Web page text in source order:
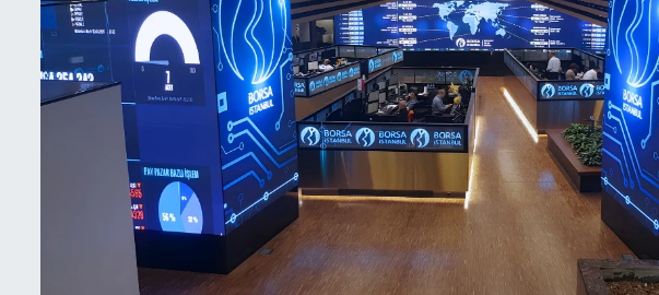
BIST 100 Isı Haritası
Coin Isı Haritası
Ekonomik Takvim
Kiripto Para Piyasası
Gizlilik Sözleşmesi